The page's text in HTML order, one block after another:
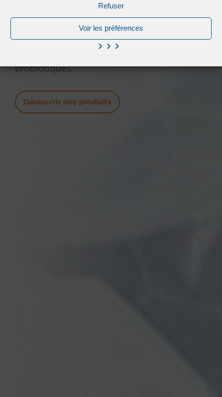
Refuser
Voir les préférences
Pollet conçoit, produit et commercialise
des produits et solutions de nettoyage
professionnel innovants, surtout dans le
probiotiques.
Découvrir nos produits